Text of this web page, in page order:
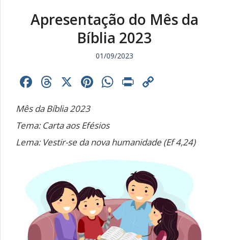
Apresentação do Mês da
Bíblia 2023
01/09/2023
Facebook
Threads
X Pinterest
WhatsApp
Print
Mês da Bíblia 2023
Tema: Carta aos Efésios
Lema: Vestir-se da nova humanidade (Ef 4,24)